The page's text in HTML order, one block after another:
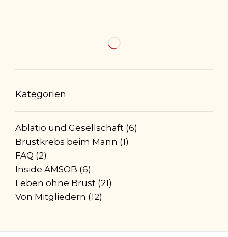
Kategorien
Ablatio und Gesellschaft (6)
Brustkrebs beim Mann (1)
FAQ (2)
Inside AMSOB (6)
Leben ohne Brust (21)
Von Mitgliedern (12)